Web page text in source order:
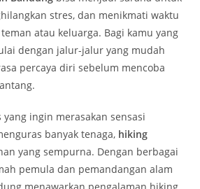
stres, dan menikmati waktu
atau keluarga. Bagi kamu yang
dengan jalur-jalur yang mudah
percaya diri sebelum mencoba
ingin merasakan sensasi
banyak tenaga, hiking
yang sempurna. Dengan berbagai
pemula dan pemandangan alam